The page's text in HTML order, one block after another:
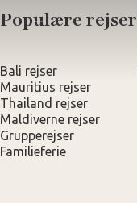
Populære rejser
Bali rejser
Mauritius rejser
Thailand rejser
Maldiverne rejser
Grupperejser
Familieferie